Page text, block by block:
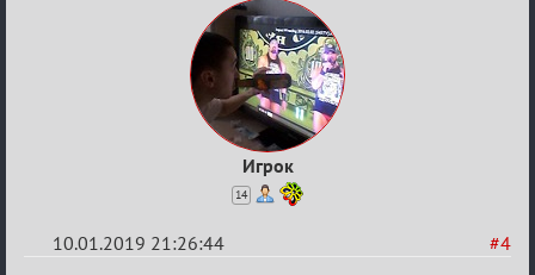
Игрок
14
#4
10.01.2019 21:26:44